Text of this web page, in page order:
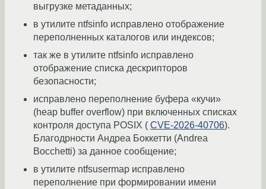
выгрузке метаданных;
в утилите ntfsinfo исправлено отображение
переполненных каталогов или индексов;
так же в утилите ntfsinfo исправлено
отображение списка дескрипторов
безопасности;
исправлено переполнение буфера «кучи»
(heap buffer overflow) при включенных списках
контроля доступа POSIX ( CVE-2026-40706).
Благодрности Андреа Боккетти (Andrea
Bocchetti) за данное сообщение;
в утилите ntfsusermap исправлено
переполнение при формировании имени